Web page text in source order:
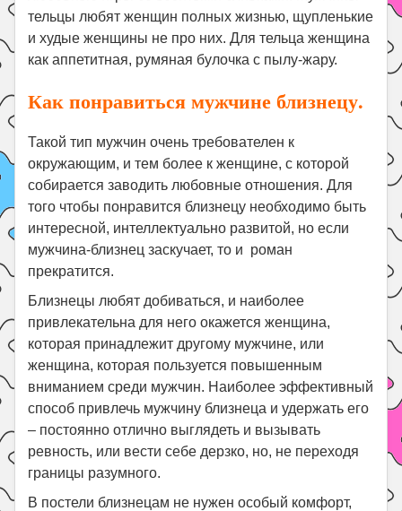
тельцы любят женщин полных жизнью, щупленькие
и худые женщины не про них. Для тельца женщина
как аппетитная, румяная булочка с пылу-жару.
Как понравиться мужчине близнецу.
Такой тип мужчин очень требователен к
окружающим, и тем более к женщине, с которой
собирается заводить любовные отношения. Для
того чтобы понравится близнецу необходимо быть
интересной, интеллектуально развитой, но если
мужчина-близнец заскучает, то и роман
прекратится.
Близнецы любят добиваться, и наиболее
привлекательна для него окажется женщина,
которая принадлежит другому мужчине, или
женщина, которая пользуется повышенным
вниманием среди мужчин. Наиболее эффективный
способ привлечь мужчину близнеца и удержать его
– постоянно отлично выглядеть и вызывать
ревность, или вести себе дерзко, но, не переходя
границы разумного.
В постели близнецам не нужен особый комфорт,